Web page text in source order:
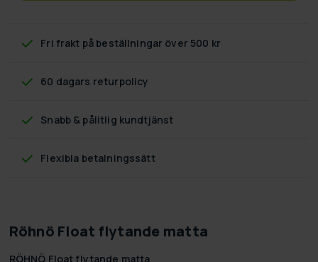
Fri frakt på beställningar över 500 kr
60 dagars returpolicy
Snabb & pålitlig kundtjänst
Flexibla betalningssätt
Röhnö Float flytande matta
RÖHNÖ Float flytande matta